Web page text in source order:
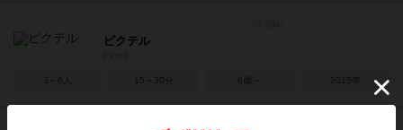
ピクテル
3～6人 15～30分 6歳～ 2015年